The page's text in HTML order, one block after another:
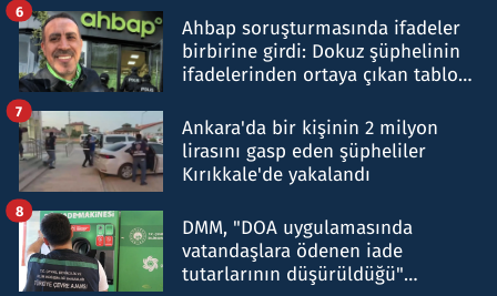
Ahbap soruşturmasında ifadeler
birbirine girdi: Dokuz şüphelinin
ifadelerinden ortaya çıkan tablo
6
Ankara'da bir kişinin 2 milyon
lirasını gasp eden şüpheliler
Kırıkkale'de yakalandı
7
DMM, "DOA uygulamasında
vatandaşlara ödenen iade
tutarlarının düşürüldüğü"
8